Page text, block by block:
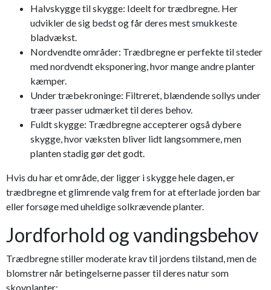
Halvskygge til skygge: Ideelt for trædbregne. Her
udvikler de sig bedst og får deres mest smukkeste
bladvækst.
Nordvendte områder: Trædbregne er perfekte til steder
med nordvendt eksponering, hvor mange andre planter
kæmper.
Under træbekroninge: Filtreret, blændende sollys under
træer passer udmærket til deres behov.
Fuldt skygge: Trædbregne accepterer også dybere
skygge, hvor væksten bliver lidt langsommere, men
planten stadig gør det godt.
Hvis du har et område, der ligger i skygge hele dagen, er
trædbregne et glimrende valg frem for at efterlade jorden bar
eller forsøge med uheldige solkrævende planter.
Jordforhold og vandingsbehov
Trædbregne stiller moderate krav til jordens tilstand, men de
blomstrer når betingelserne passer til deres natur som
skovplanter: